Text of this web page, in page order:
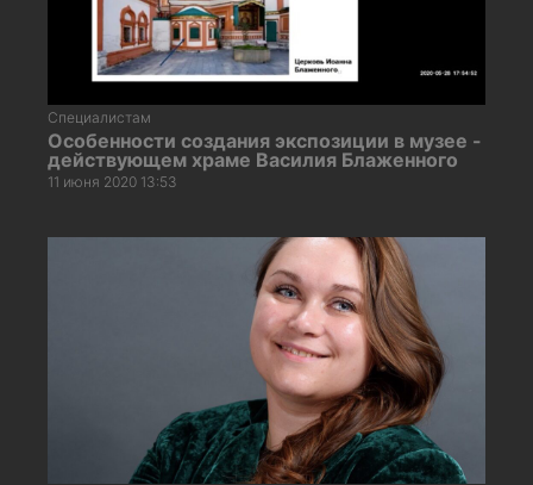
Специалистам
Особенности создания экспозиции в музее -
действующем храме Василия Блаженного
11 июня 2020 13:53